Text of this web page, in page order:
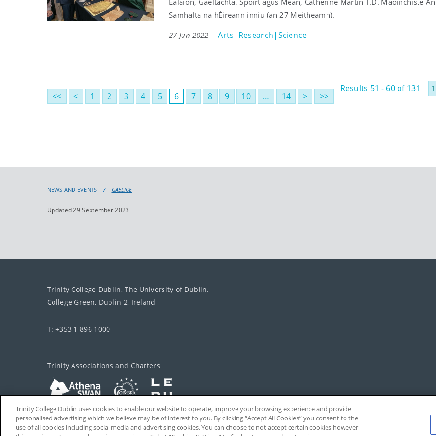
Samhalta na hÉireann inniu (an 27 Meitheamh).
27 Jun 2022 Arts|Research|Science
<< < 1 2 3 4 5 6 7 8 9 10 … 14 > >>
Results 51 - 60 of 131
NEWS AND EVENTS GAELIGE
Updated 29 September 2023
Trinity College Dublin, The University of Dublin.
College Green, Dublin 2, Ireland
T: +353 1 896 1000
Trinity Associations and Charters
Trinity College Dublin uses cookies to enable our website to operate, improve your browsing experience and provide
personalised advertising which we believe may be of interest to you. By clicking “Accept All Cookies” you consent to the
use of all cookies including social media and advertising cookies. You can choose to not accept certain cookies however